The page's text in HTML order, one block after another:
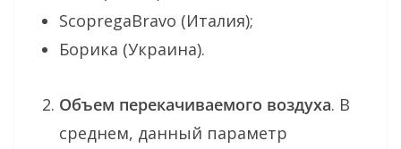
ScopregaBravo (Италия);
Борика (Украина).
Объем перекачиваемого воздуха. В
среднем, данный параметр